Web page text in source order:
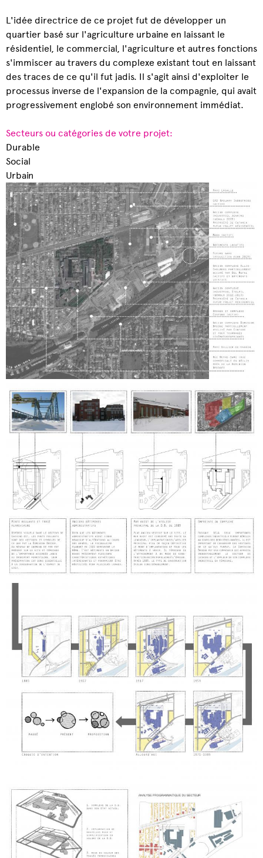
L'idée directrice de ce projet fut de développer un
quartier basé sur l'agriculture urbaine en laissant le
résidentiel, le commercial, l'agriculture et autres fonctions
s'immiscer au travers du complexe existant tout en laissant
des traces de ce qu'il fut jadis. Il s'agit ainsi d'exploiter le
processus inverse de l'expansion de la compagnie, qui avait
progressivement englobé son environnement immédiat.
Secteurs ou catégories de votre projet:
Durable
Social
Urbain